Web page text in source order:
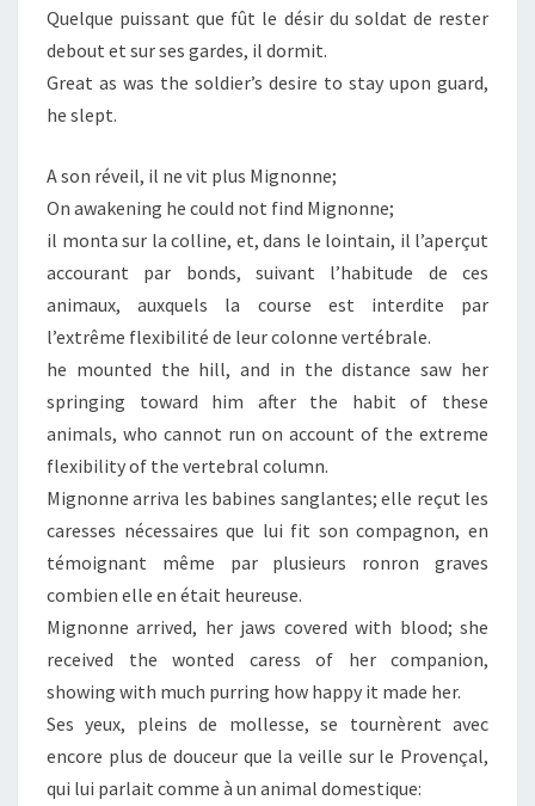
Quelque puissant que fût le désir du soldat de rester
debout et sur ses gardes, il dormit.
Great as was the soldier’s desire to stay upon guard,
he slept.
A son réveil, il ne vit plus Mignonne;
On awakening he could not find Mignonne;
il monta sur la colline, et, dans le lointain, il l’aperçut
accourant par bonds, suivant l’habitude de ces
animaux, auxquels la course est interdite par
l’extrême flexibilité de leur colonne vertébrale.
he mounted the hill, and in the distance saw her
springing toward him after the habit of these
animals, who cannot run on account of the extreme
flexibility of the vertebral column.
Mignonne arriva les babines sanglantes; elle reçut les
caresses nécessaires que lui fit son compagnon, en
témoignant même par plusieurs ronron graves
combien elle en était heureuse.
Mignonne arrived, her jaws covered with blood; she
received the wonted caress of her companion,
showing with much purring how happy it made her.
Ses yeux, pleins de mollesse, se tournèrent avec
encore plus de douceur que la veille sur le Provençal,
qui lui parlait comme à un animal domestique: